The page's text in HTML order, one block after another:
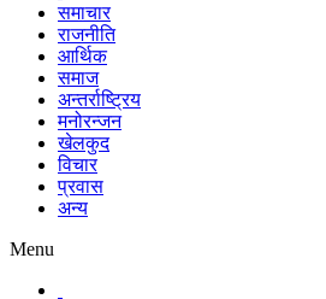
समाचार
राजनीति
आर्थिक
समाज
अन्तर्राष्ट्रिय
मनोरन्जन
खेलकुद
विचार
प्रवास
अन्य
Menu